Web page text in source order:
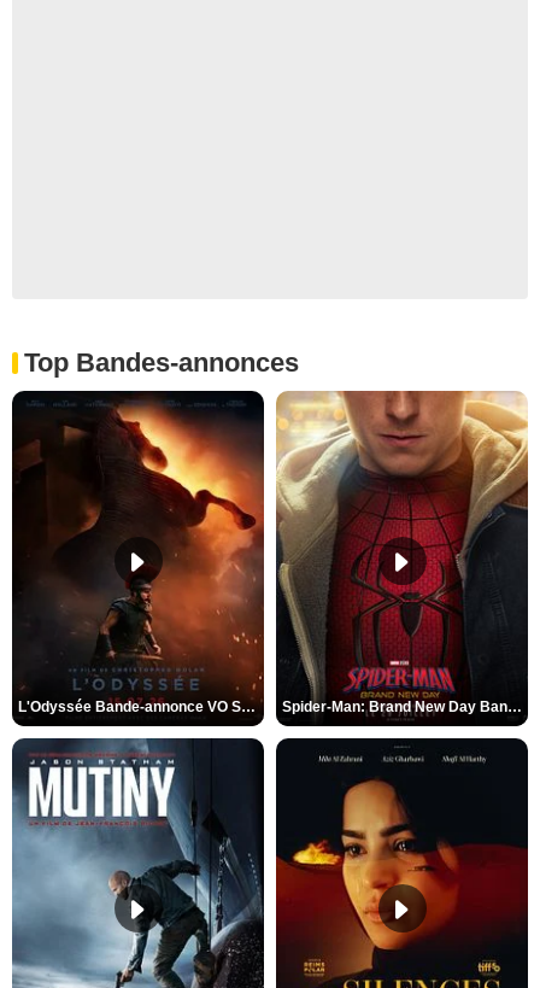
Top Bandes-annonces
L'Odyssée Bande-annonce VO STFR Spider-Man: Brand New Day Bande-annonce VO STFR